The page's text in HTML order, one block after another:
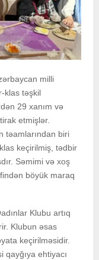
milli
klas təşkil
29 xanım və
etmişlər.
təamlarından biri
keçirilmiş, tədbir
Səmimi və xoş
böyük maraq
Klubu artıq
Klubun əsas
keçirilməsidir.
ehtiyacı